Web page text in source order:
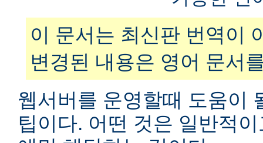
이 문서는 최신판 번역이
변경된 내용은 영어 문서
웹서버를 운영할때 도움이
팁이다. 어떤 것은 일반적